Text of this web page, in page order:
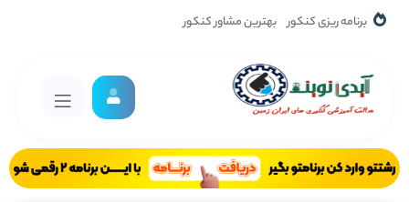
برنامه ریزی کنکور بهترین مشاور کنکور